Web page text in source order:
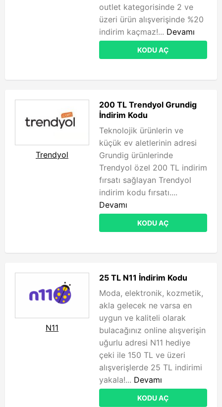
outlet kategorisinde 2 ve
üzeri ürün alışverişinde %20
indirim kaçmaz!... Devamı
KODU AÇ
Trendyol
200 TL Trendyol Grundig
İndirim Kodu
Teknolojik ürünlerin ve
küçük ev aletlerinin adresi
Grundig ürünlerinde
Trendyol özel 200 TL indirim
fırsatı sağlayan Trendyol
indirim kodu fırsatı....
Devamı
KODU AÇ
N11
25 TL N11 İndirim Kodu
Moda, elektronik, kozmetik,
akla gelecek ne varsa en
uygun ve kaliteli olarak
bulacağınız online alışverişin
uğurlu adresi N11 hediye
çeki ile 150 TL ve üzeri
alışverişlerde 25 TL indirimi
yakala!... Devamı
KODU AÇ